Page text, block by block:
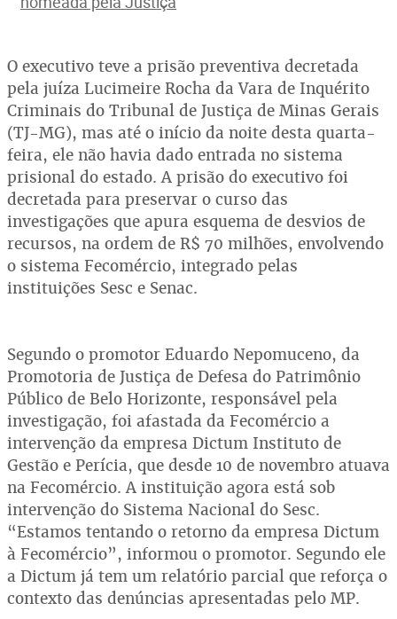
O executivo teve a prisão preventiva decretada
pela juíza Lucimeire Rocha da Vara de Inquérito
Criminais do Tribunal de Justiça de Minas Gerais
(TJ-MG), mas até o início da noite desta quarta-
feira, ele não havia dado entrada no sistema
prisional do estado. A prisão do executivo foi
decretada para preservar o curso das
investigações que apura esquema de desvios de
recursos, na ordem de R$ 70 milhões, envolvendo
o sistema Fecomércio, integrado pelas
instituições Sesc e Senac.
Segundo o promotor Eduardo Nepomuceno, da
Promotoria de Justiça de Defesa do Patrimônio
Público de Belo Horizonte, responsável pela
investigação, foi afastada da Fecomércio a
intervenção da empresa Dictum Instituto de
Gestão e Perícia, que desde 10 de novembro atuava
na Fecomércio. A instituição agora está sob
intervenção do Sistema Nacional do Sesc.
“Estamos tentando o retorno da empresa Dictum
à Fecomércio”, informou o promotor. Segundo ele
a Dictum já tem um relatório parcial que reforça o
contexto das denúncias apresentadas pelo MP.